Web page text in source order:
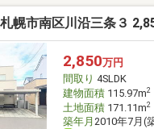
関係≫■洗濯混合栓新設■レジ
ンセントスイッチ交換■火災報
ム予定（駐車スペース確保の
小学校(徒歩約14分)中学校・
望の住まい探しをお手伝いし
幌市南区川沿三条３
2,850万円
間取り 4SLDK
建物面積115.97m2
土地面積171.11m2
築年月 2010年7月(